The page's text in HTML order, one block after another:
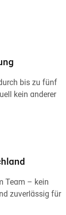
bis zu fünf
kein anderer
Team – kein
zuverlässig für